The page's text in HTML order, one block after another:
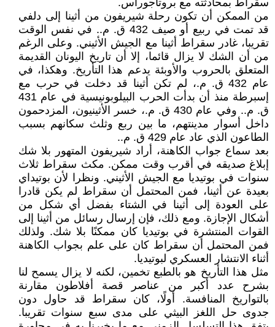
سقراط بمحادثته مع بروتاجوراس.
من الممكن أن تكون رحلة شيريفون من أثينا إلى دلفي
قد تمت في ربيع أو صيف 432 ق. م.. في نفس الوقت
تقريبا، غادر سقراط أثينا مع الجيش الأثيني. وعلى الرغم
من أن الشك لا يزال قائما، إلا أن تاريخ اليونان القديمة
المتعلق بالحروب والأوبئة يدعم هذا التأريخ. وهكذا، في
عام 432 ق. م.، لم تكن أثينا قد دخلت في حرب مع
إسبرطة منذ أن بدأت الحرب البيلوبونيسية في عام 431
ق. م.. وفي عام 430 ق. م.، خسر الأثينيون، المزدحمون
داخل أسوار مدينتهم، ما بين ربع وثلث سكانهم بسبب
الطاعون الذي عاد عام 429 ق. م..
بعد سماع جواب الكاهنة، أراد شيريفون المتهور بلا شك
إبلاغ صديقه في أقرب وقت ممكن. مكث سقراط ثلاث
سنوات في بوتيديا مع الجيش الأثيني. ونظرا لأن بوتيداي
بعيدة عن أثينا، فمن المحتمل أن سقراط لم يكن قادرا
على العودة إلى أثينا في الشتاء بفضل أي شكل من
أشكال الإجازة. ومع ذلك، فإن إرسال رسائل من أثينا إلى
القوات المنتشرة في بوتيديا كان ممكنًا بلا شك. ولذلك
فمن المحتمل أن سقراط كان على علم بجواب الكاهنة
أثناء الانتشار العسكري لبوتيديا.
مثل هذا التأريخ هو بالطبع تخمين، لكنه لا يزال يسمح لنا
بشرح عدد أكبر من عناصر قصة أفلاطون مقارنة
بالتواريخ المنافسة. أولًا، كان سقراط قد حاول دون
جدوى حل اللغز البيثي على مدى سبع سنوات تقريبا.